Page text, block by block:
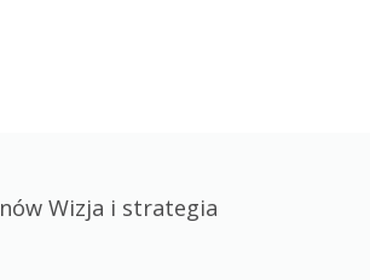
Wizja i strategia